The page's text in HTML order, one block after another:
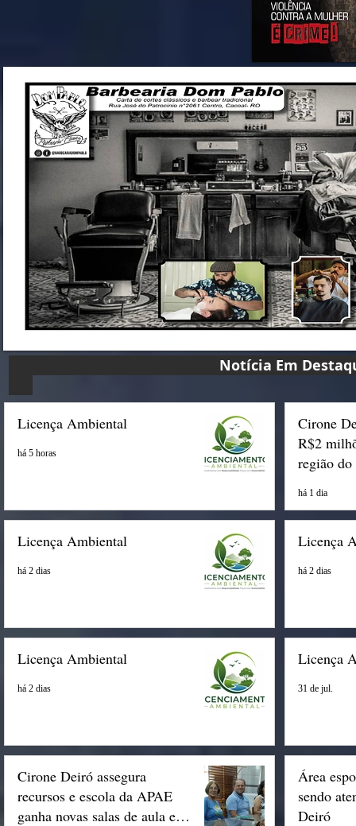
Notícia Em
Licença Ambiental
há 5 horas
Cirone
R$2
região do
há 1 dia
Licença Ambiental
há 2 dias
Licença
há 2 dias
Licença Ambiental
há 2 dias
Licença
31 de jul.
Cirone Deiró assegura
recursos e escola da APAE
ganha novas salas de aula em
Área
sendo
Deiró